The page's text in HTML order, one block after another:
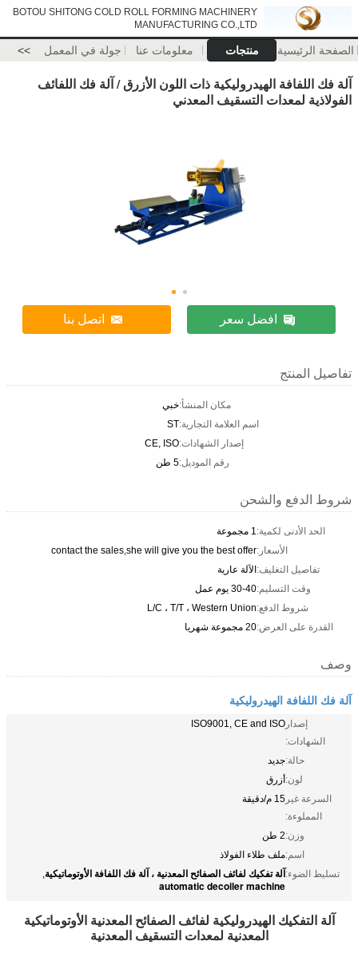
BOTOU SHITONG COLD ROLL FORMING MACHINERY
MANUFACTURING CO.,LTD
الصفحة الرئيسية منتجات معلومات عنا جولة في المعمل >>
آلة فك اللفافة الهيدروليكية ذات اللون الأزرق / آلة فك اللفائف
الفولاذية لمعدات التسقيف المعدني
افضل سعر اتصل بنا
تفاصيل المنتج
مكان المنشأ:خبي
اسم العلامة التجارية:ST
إصدار الشهادات:CE, ISO
رقم الموديل:5 طن
شروط الدفع والشحن
الحد الأدنى لكمية:1 مجموعة
الأسعار:contact the sales,she will give you the best offer
تفاصيل التغليف:الآلة عارية
وقت التسليم:30-40 يوم عمل
شروط الدفع:L/C ، T/T ، Western Union
القدرة على العرض:20 مجموعة شهريا
وصف
آلة فك اللفافة الهيدروليكية
إصدار
الشهادات:
ISO9001, CE and ISO
حالة:جديد
لون:أزرق
السرعة غير
المملوءة:
15 م/دقيقة
وزن:2 طن
اسم:ملف طلاء الفولاذ
تسليط الضوء:آلة تفكيك لفائف الصفائح المعدنية ، آلة فك اللفافة الأوتوماتيكية,
automatic decoiler machine
آلة التفكيك الهيدروليكية لفائف الصفائح المعدنية الأوتوماتيكية
المعدنية لمعدات التسقيف المعدنية